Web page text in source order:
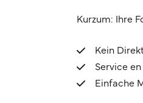
Kurzum: Ihre
Kein
Service
Einfache